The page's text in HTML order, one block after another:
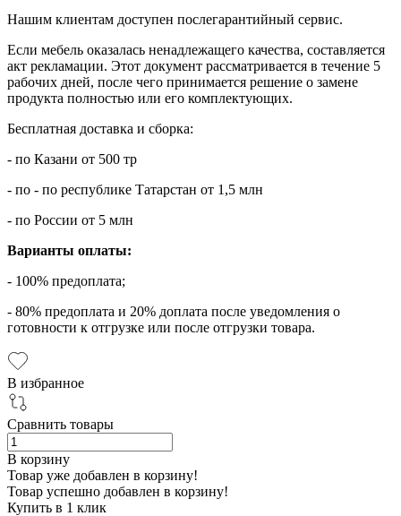
Нашим клиентам доступен послегарантийный сервис.
Если мебель оказалась ненадлежащего качества, составляется
акт рекламации. Этот документ рассматривается в течение 5
рабочих дней, после чего принимается решение о замене
продукта полностью или его комплектующих.
Бесплатная доставка и сборка:
- по Казани от 500 тр
- по - по республике Татарстан от 1,5 млн
- по России от 5 млн
Варианты оплаты:
- 100% предоплата;
- 80% предоплата и 20% доплата после уведомления о
готовности к отгрузке или после отгрузки товара.
В избранное
Сравнить товары
В корзину
Товар уже добавлен в корзину!
Товар успешно добавлен в корзину!
Купить в 1 клик